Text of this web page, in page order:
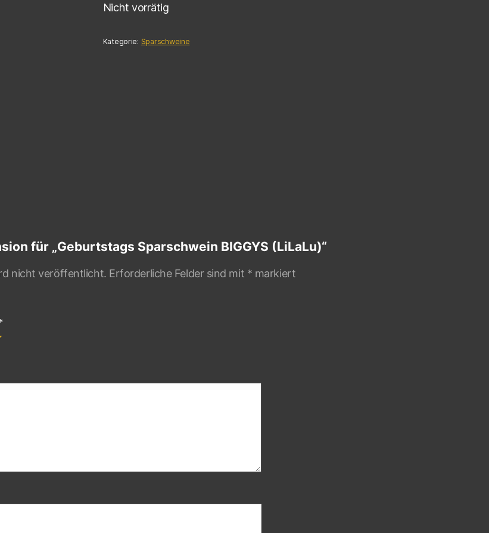
Nicht vorrätig
Kategorie: Sparschweine
für „Geburtstags Sparschwein BIGGYS (LiLaLu)“
nicht veröffentlicht. Erforderliche Felder sind mit * markiert